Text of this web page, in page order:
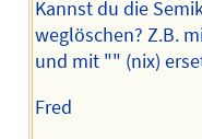
Kannst du die
weglöschen? Z.B.
und mit "" (nix)
Fred